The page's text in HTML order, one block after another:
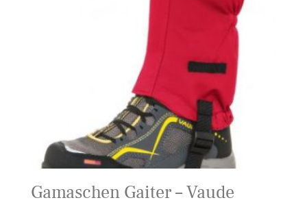
Gamaschen Gaiter – Vaude